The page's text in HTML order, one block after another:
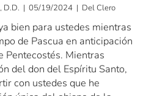
D.D. | 05/19/2024 | Del Clero
bien para ustedes mientras
de Pascua en anticipación
Pentecostés. Mientras
del don del Espíritu Santo,
con ustedes que he